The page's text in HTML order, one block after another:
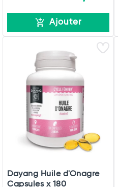
Ajouter
Dayang Huile d'Onagre
Capsules x 180